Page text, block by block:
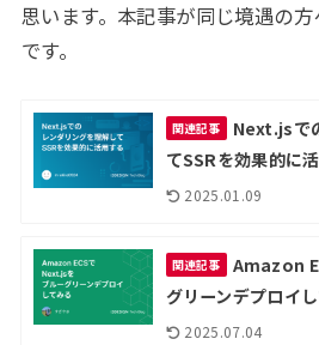
思います。本記事が同じ境遇の
です。
関連記事
Next.jsで
てSSRを効果的に
2025.01.09
関連記事
Amazon
グリーンデプロイ
2025.07.04